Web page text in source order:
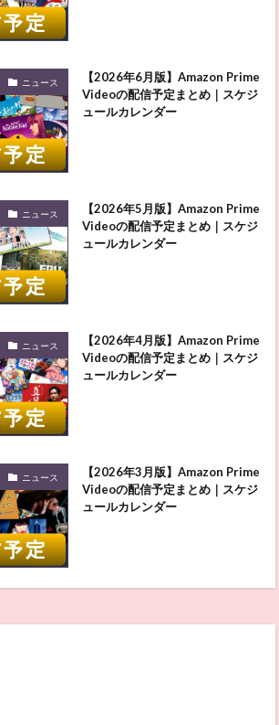
ニュース
【2026年6月版】Amazon Prime
Videoの配信予定まとめ｜スケジ
ュールカレンダー
ニュース
【2026年5月版】Amazon Prime
Videoの配信予定まとめ｜スケジ
ュールカレンダー
ニュース
【2026年4月版】Amazon Prime
Videoの配信予定まとめ｜スケジ
ュールカレンダー
ニュース
【2026年3月版】Amazon Prime
Videoの配信予定まとめ｜スケジ
ュールカレンダー